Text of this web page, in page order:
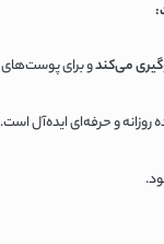
می‌کندو برای
روزانه و حرفه‌ای ایده‌آل است.